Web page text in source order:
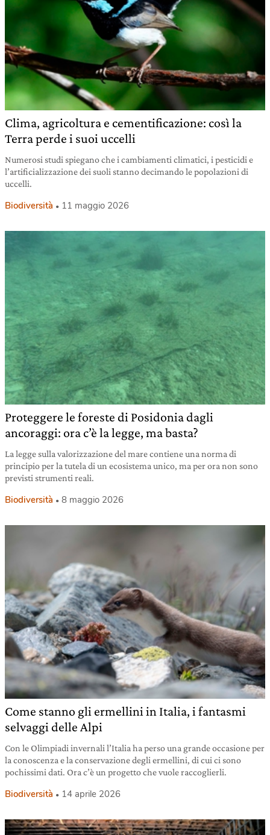
Clima, agricoltura e cementificazione: così la
Terra perde i suoi uccelli
Numerosi studi spiegano che i cambiamenti climatici, i pesticidi e
l’artificializzazione dei suoli stanno decimando le popolazioni di
uccelli.
Biodiversità 11 maggio 2026
Proteggere le foreste di Posidonia dagli
ancoraggi: ora c’è la legge, ma basta?
La legge sulla valorizzazione del mare contiene una norma di
principio per la tutela di un ecosistema unico, ma per ora non sono
previsti strumenti reali.
Biodiversità 8 maggio 2026
Come stanno gli ermellini in Italia, i fantasmi
selvaggi delle Alpi
Con le Olimpiadi invernali l’Italia ha perso una grande occasione per
la conoscenza e la conservazione degli ermellini, di cui ci sono
pochissimi dati. Ora c’è un progetto che vuole raccoglierli.
Biodiversità 14 aprile 2026